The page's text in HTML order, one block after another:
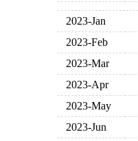
2023-Jan
2023-Feb
2023-Mar
2023-Apr
2023-May
2023-Jun